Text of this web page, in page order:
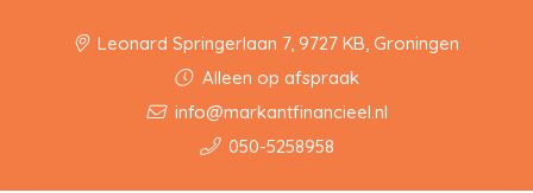
Leonard Springerlaan 7, 9727 KB, Groningen
Alleen op afspraak
info@markantfinancieel.nl
050-5258958